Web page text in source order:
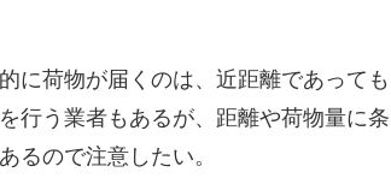
に荷物が届くのは、近距離であっても
行う業者もあるが、距離や荷物量に条
るので注意したい。